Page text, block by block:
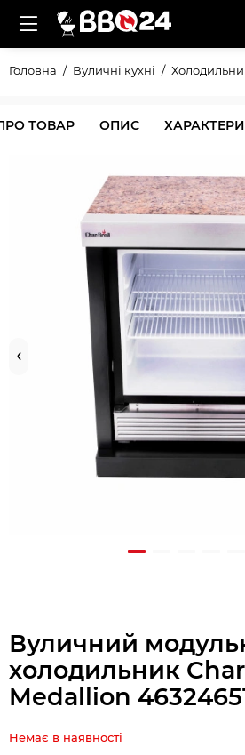
Головна Вуличні кухні
ТОВАР ОПИС
Вуличний
холодильник
Medallion
Немає в наявності